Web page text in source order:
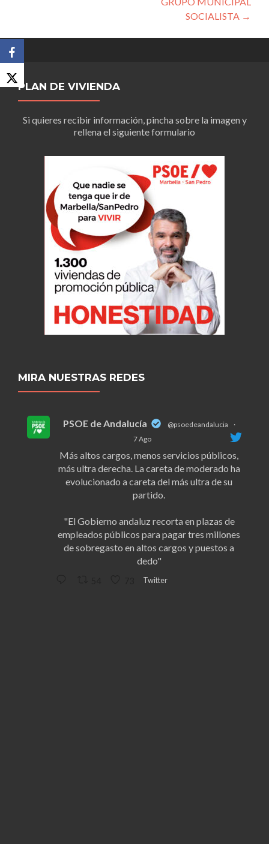
SOCIALISTA →
PLAN DE VIVIENDA
Si quieres recibir información, pincha sobre la imagen y
rellena el siguiente formulario
MIRA NUESTRAS REDES
PSOE de Andalucía @psoedeandalucia
·
7 Ago
Más altos cargos, menos servicios públicos,
más ultra derecha. La careta de moderado ha
evolucionado a careta del más ultra de su
partido.
"El Gobierno andaluz recorta en plazas de
empleados públicos para pagar tres millones
de sobregasto en altos cargos y puestos a
dedo"
Twitter